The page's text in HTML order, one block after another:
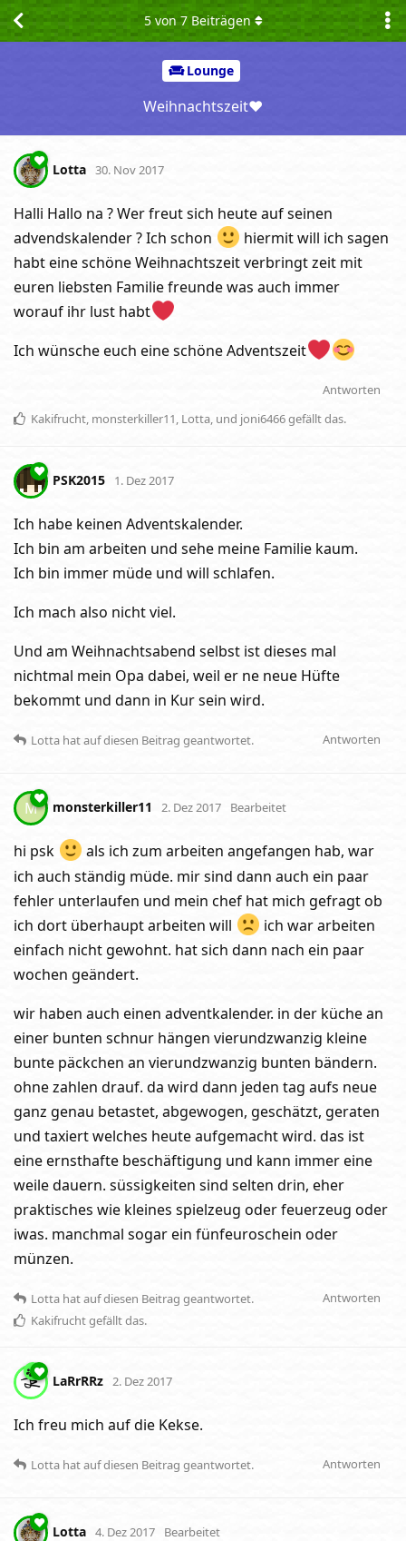
Lounge
Weihnachtszeit❤
5von 7Beiträgen
Lotta 30. Nov 2017
Halli Hallo na ? Wer freut sich heute auf seinen
advendskalender ? Ich schon
hiermit will ich sagen
habt eine schöne Weihnachtszeit verbringt zeit mit
euren liebsten Familie freunde was auch immer
worauf ihr lust habt
Ich wünsche euch eine schöne Adventszeit
Antworten
Kakifrucht, monsterkiller11, Lotta, und joni6466gefällt das.
PSK2015 1. Dez 2017
Ich habe keinen Adventskalender.
Ich bin am arbeiten und sehe meine Familie kaum.
Ich bin immer müde und will schlafen.
Ich mach also nicht viel.
Und am Weihnachtsabend selbst ist dieses mal
nichtmal mein Opa dabei, weil er ne neue Hüfte
bekommt und dann in Kur sein wird.
Antworten
Lotta hatauf diesen Beitrag geantwortet.
M monsterkiller11 2. Dez 2017 Bearbeitet
hi psk
als ich zum arbeiten angefangen hab, war
ich auch ständig müde. mir sind dann auch ein paar
fehler unterlaufen und mein chef hat mich gefragt ob
ich dort überhaupt arbeiten will
ich war arbeiten
einfach nicht gewohnt. hat sich dann nach ein paar
wochen geändert.
wir haben auch einen adventkalender. in der küche an
einer bunten schnur hängen vierundzwanzig kleine
bunte päckchen an vierundzwanzig bunten bändern.
ohne zahlen drauf. da wird dann jeden tag aufs neue
ganz genau betastet, abgewogen, geschätzt, geraten
und taxiert welches heute aufgemacht wird. das ist
eine ernsthafte beschäftigung und kann immer eine
weile dauern. süssigkeiten sind selten drin, eher
praktisches wie kleines spielzeug oder feuerzeug oder
iwas. manchmal sogar ein fünfeuroschein oder
münzen.
Antworten
Lotta hatauf diesen Beitrag geantwortet.
Kakifruchtgefällt das.
LaRrRRz 2. Dez 2017
Ich freu mich auf die Kekse.
Antworten
Lotta hatauf diesen Beitrag geantwortet.
Lotta 4. Dez 2017 Bearbeitet